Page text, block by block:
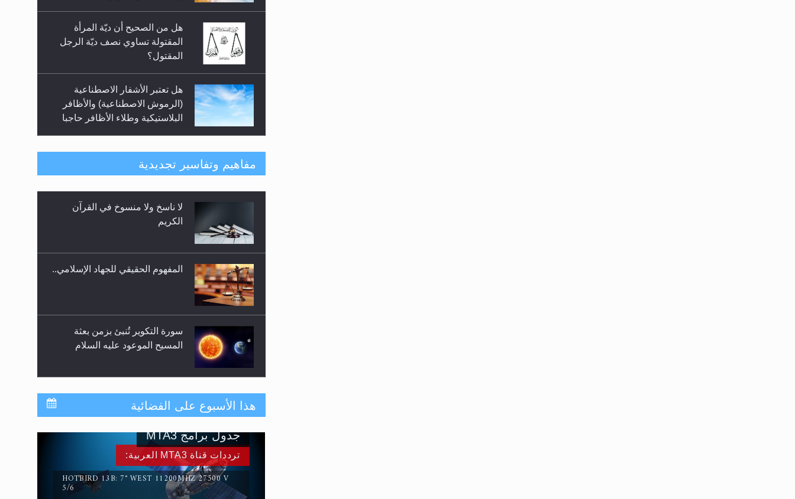
هل من الصحيح أن ديّة المرأة
المقتولة تساوي نصف ديّة الرجل
المقتول؟
هل تعتبر الأشفار الاصطناعية
(الرموش الاصطناعية) والأظافر
البلاستيكية وطلاء الأظافر حاجبا
هل يُحسب حول الزكاة وفق السنة
الميلادية أو الهجرية؟
هل يجوز فتح مشروع كوافير نسائي
للمحجبات وغير المحجبات؟
مفاهيم وتفاسير تجديدية
لا ناسخ ولا منسوخ في القرآن
الكريم
المفهوم الحقيقي للجهاد الإسلامي..
سورة التكوير تُنبئ بزمن بعثة
المسيح الموعود عليه السلام
حقيقة المسيح الدجال
القرآن قاضٍ وحكمٌ على السنة
ومهيمنٌ عليها.. ليس العكس
هذا الأسبوع على الفضائية
ترددات قناة MTA3 العربية:
HOTBIRD 13B: 7° WEST 11200MHZ 27500 V
5/6
جدول برامج MTA3